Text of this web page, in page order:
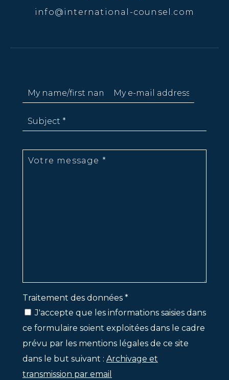
info@international-counsel.com
Traitement des données *
J'accepte que les informations saisies dans
ce formulaire soient exploitées dans le cadre
prévu par les mentions légales de ce site
dans le but suivant : Archivage et
transmission par email